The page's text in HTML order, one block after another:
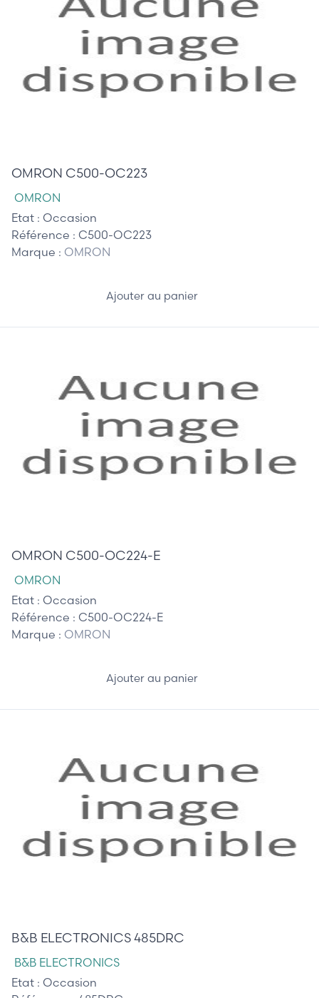
OMRON C500-OC223
OMRON
Etat : Occasion
Référence : C500-OC223
Marque : OMRON
Ajouter au panier
OMRON C500-OC224-E
OMRON
Etat : Occasion
Référence : C500-OC224-E
Marque : OMRON
Ajouter au panier
B&B ELECTRONICS 485DRC
B&B ELECTRONICS
Etat : Occasion